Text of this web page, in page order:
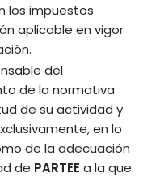
los impuestos
aplicable en vigor
del
de la normativa
de su actividad y
en lo
de la adecuación
de PARTEE a la que